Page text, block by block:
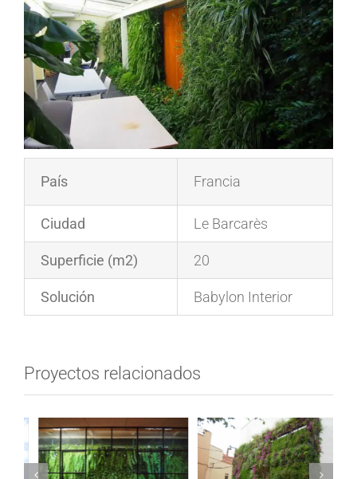
País Francia
Ciudad Le Barcarès
Superficie (m2) 20
Solución Babylon Interior
Proyectos relacionados